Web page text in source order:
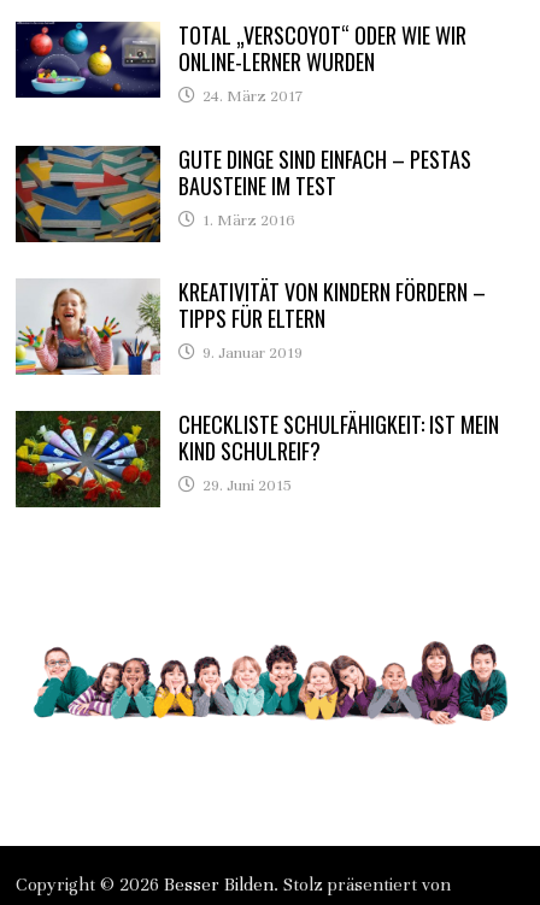
TOTAL „VERSCOYOT“ ODER WIE WIR
ONLINE-LERNER WURDEN
24. März 2017
GUTE DINGE SIND EINFACH – PESTAS
BAUSTEINE IM TEST
1. März 2016
KREATIVITÄT VON KINDERN FÖRDERN –
TIPPS FÜR ELTERN
9. Januar 2019
CHECKLISTE SCHULFÄHIGKEIT: IST MEIN
KIND SCHULREIF?
29. Juni 2015
Copyright © 2026 Besser Bilden. Stolz präsentiert von